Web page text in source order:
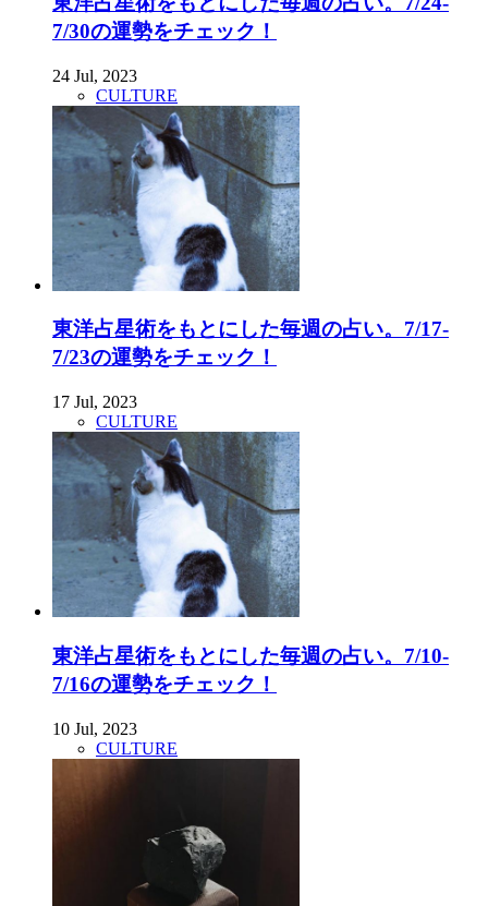
7/30の運勢をチェック！
24 Jul, 2023
CULTURE
東洋占星術をもとにした毎週の占い。7/17-
7/23の運勢をチェック！
17 Jul, 2023
CULTURE
東洋占星術をもとにした毎週の占い。7/10-
7/16の運勢をチェック！
10 Jul, 2023
CULTURE